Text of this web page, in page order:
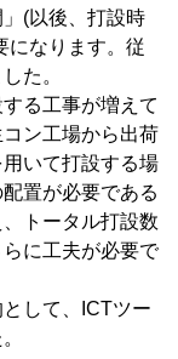
(以後、打設時
になります。従
た。
る工事が増えて
ン工場から出荷
いて打設する場
置が必要である
トータル打設数
に工夫が必要で
して、ICTツー